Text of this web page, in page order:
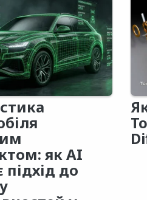
як AI
до